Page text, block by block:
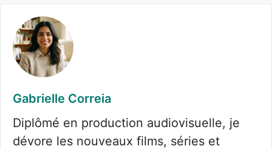
Gabrielle Correia
Diplômé en production audiovisuelle, je
dévore les nouveaux films, séries et